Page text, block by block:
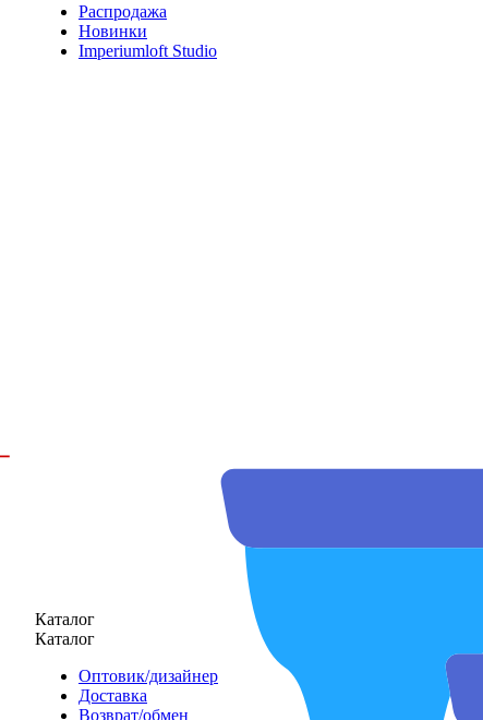
Распродажа
Новинки
Imperiumloft Studio
Каталог
Каталог
Оптовик/дизайнер
Доставка
Возврат/обмен